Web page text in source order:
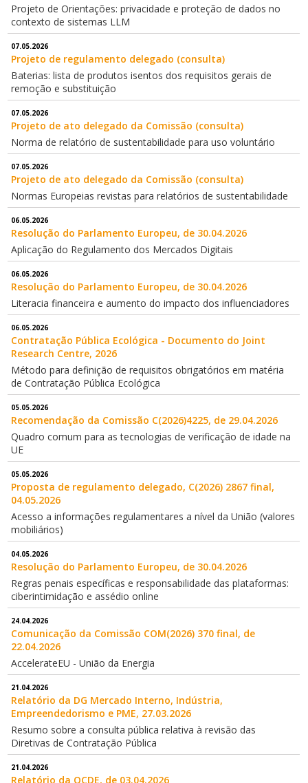
Projeto de Orientações: privacidade e proteção de dados no
contexto de sistemas LLM
07.05.2026
Projeto de regulamento delegado (consulta)
Baterias: lista de produtos isentos dos requisitos gerais de
remoção e substituição
07.05.2026
Projeto de ato delegado da Comissão (consulta)
Norma de relatório de sustentabilidade para uso voluntário
07.05.2026
Projeto de ato delegado da Comissão (consulta)
Normas Europeias revistas para relatórios de sustentabilidade
06.05.2026
Resolução do Parlamento Europeu, de 30.04.2026
Aplicação do Regulamento dos Mercados Digitais
06.05.2026
Resolução do Parlamento Europeu, de 30.04.2026
Literacia financeira e aumento do impacto dos influenciadores
06.05.2026
Contratação Pública Ecológica - Documento do Joint
Research Centre, 2026
Método para definição de requisitos obrigatórios em matéria
de Contratação Pública Ecológica
05.05.2026
Recomendação da Comissão C(2026)4225, de 29.04.2026
Quadro comum para as tecnologias de verificação de idade na
UE
05.05.2026
Proposta de regulamento delegado, C(2026) 2867 final,
04.05.2026
Acesso a informações regulamentares a nível da União (valores
mobiliários)
04.05.2026
Resolução do Parlamento Europeu, de 30.04.2026
Regras penais específicas e responsabilidade das plataformas:
ciberintimidação e assédio online
24.04.2026
Comunicação da Comissão COM(2026) 370 final, de
22.04.2026
AccelerateEU - União da Energia
21.04.2026
Relatório da DG Mercado Interno, Indústria,
Empreendedorismo e PME, 27.03.2026
Resumo sobre a consulta pública relativa à revisão das
Diretivas de Contratação Pública
21.04.2026
Relatório da OCDE, de 03.04.2026